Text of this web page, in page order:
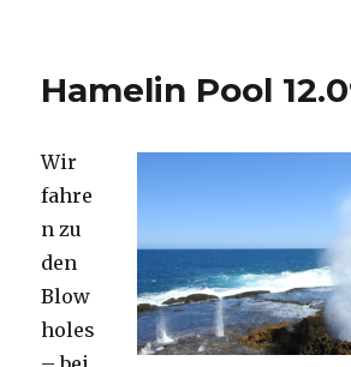
Hamelin Pool
Wir
fahre
n zu
den
Blow
holes